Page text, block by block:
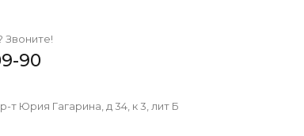
Звоните!
90
Юрия Гагарина, д 34, к 3, лит Б